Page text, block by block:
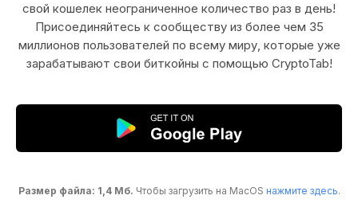
свой кошелек неограниченное количество раз в день!
Присоединяйтесь к сообществу из более чем 35
миллионов пользователей по всему миру, которые уже
зарабатывают свои биткойны с помощью CryptoTab!
Размер файла: 1,4 Мб. Чтобы загрузить на MacOS нажмите здесь.